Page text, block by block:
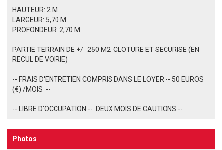
HAUTEUR: 2 M
LARGEUR: 5,70 M
PROFONDEUR: 2,70 M
PARTIE TERRAIN DE +/- 250 M2: CLOTURE ET SECURISE (EN
RECUL DE VOIRIE)
-- FRAIS D'ENTRETIEN COMPRIS DANS LE LOYER -- 50 EUROS
(€) /MOIS --
-- LIBRE D'OCCUPATION -- DEUX MOIS DE CAUTIONS --
Photos